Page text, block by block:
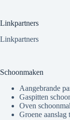
Linkpartners
Linkpartners
Schoonmaken
Aangebrande
Gaspitten
Oven
Groene aanslag